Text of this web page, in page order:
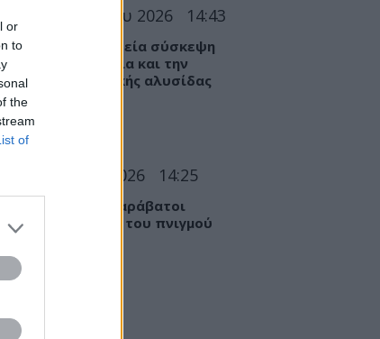
or
to
the
of
06 Αυγούστου 2026 14:43
Φαρμάκων: Ευρεία σύσκεψη
για την επάρκεια και την
της εφοδιαστικής αλυσίδας
06 Αυγούστου 2026 14:25
πισίνα: 6 απαράβατοι
για την πρόληψη του πνιγμού